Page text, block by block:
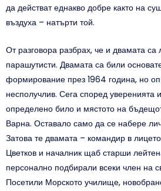
да действат еднакво добре както на
въздуха – натърти той.
От разговора разбрах, че и двамата са
парашутисти. Двамата са били
формирование през 1964 година, но
несполучлив. Сега според уверенията
определено било и мястото на
Варна. Оставало само да се набере
Затова те двамата – командир в
Цветков и началник щаб старши
персонално подбирали всеки член на
Посетили Морското училище,